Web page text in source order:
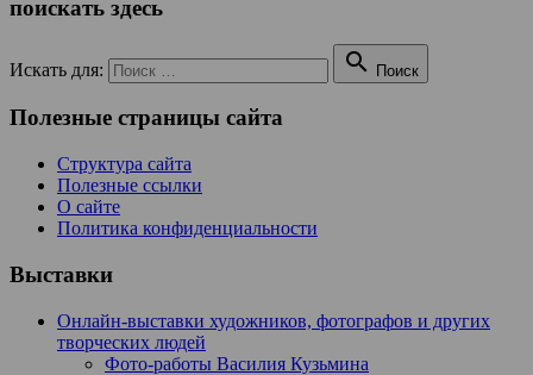
поискать здесь
Искать для:  Поиск
Полезные страницы сайта
Структура сайта
Полезные ссылки
О сайте
Политика конфиденциальности
Выставки
Онлайн-выставки художников, фотографов и других
творческих людей
Фото-работы Василия Кузьмина